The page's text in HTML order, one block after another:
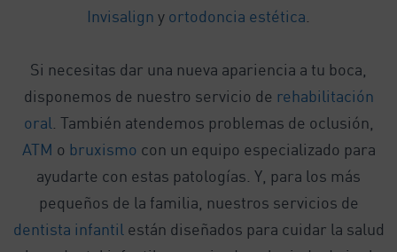
Invisalign y ortodoncia estética
Si necesitas dar una nueva apariencia a tu boca,
disponemos de nuestro servicio de rehabilitación
oral . También atendemos problemas de oclusión,
ATM o bruxismo con un equipo especializado para
ayudarte con estas patologías. Y, para los más
pequeños de la familia, nuestros servicios de
dentista infantil están diseñados para cuidar la salud